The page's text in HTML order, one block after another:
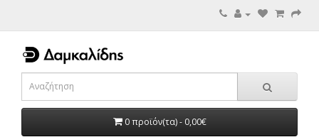
0 προϊόν(τα) - 0,00€